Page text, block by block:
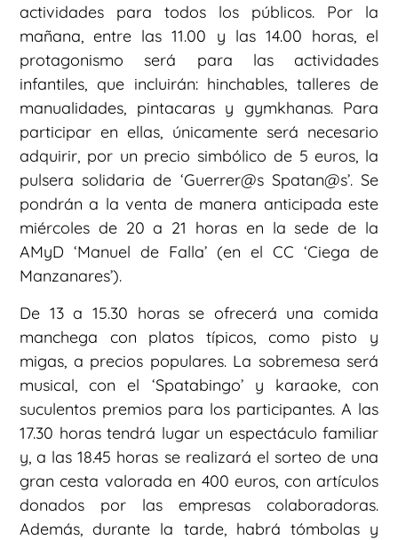
actividades para todos los públicos. Por la
mañana, entre las 11.00 y las 14.00 horas, el
protagonismo será para las actividades
infantiles, que incluirán: hinchables, talleres de
manualidades, pintacaras y gymkhanas. Para
participar en ellas, únicamente será necesario
adquirir, por un precio simbólico de 5 euros, la
pulsera solidaria de ‘Guerrer@s Spatan@s’. Se
pondrán a la venta de manera anticipada este
miércoles de 20 a 21 horas en la sede de la
AMyD ‘Manuel de Falla’ (en el CC ‘Ciega de
Manzanares’).
De 13 a 15.30 horas se ofrecerá una comida
manchega con platos típicos, como pisto y
migas, a precios populares. La sobremesa será
musical, con el ‘Spatabingo’ y karaoke, con
suculentos premios para los participantes. A las
17.30 horas tendrá lugar un espectáculo familiar
y, a las 18.45 horas se realizará el sorteo de una
gran cesta valorada en 400 euros, con artículos
donados por las empresas colaboradoras.
Además, durante la tarde, habrá tómbolas y